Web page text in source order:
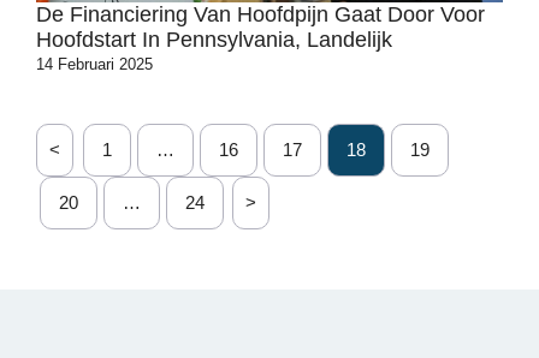
De Financiering Van Hoofdpijn Gaat Door Voor
Hoofdstart In Pennsylvania, Landelijk
14 Februari 2025
< 1 … 16 17 18 19
20 … 24 >